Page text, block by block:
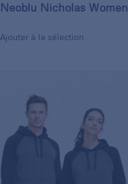
Neoblu Nicholas Women
Ajouter à la sélection